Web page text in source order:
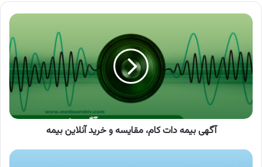
آگهی
کام،
مقایسه
خرید
آنلاین
بیمه
آگهی بیمه دات کام، مقایسه و خرید آنلاین بیمه
آگهی